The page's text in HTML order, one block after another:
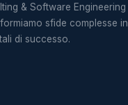
& Software Engineering
sfide complesse in
di successo.